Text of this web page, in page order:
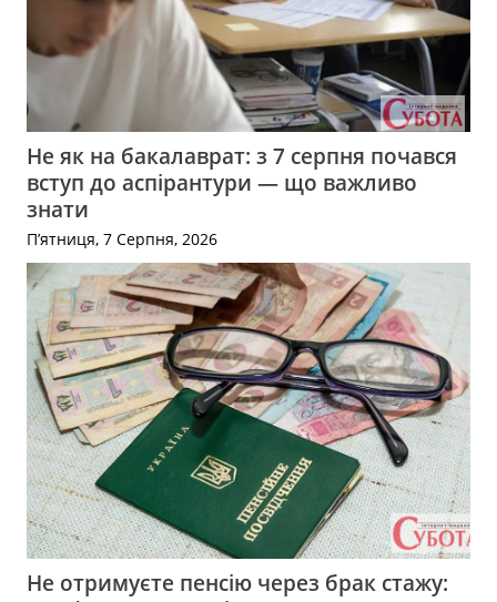
Не як на бакалаврат: з 7 серпня почався
вступ до аспірантури — що важливо
знати
П’ятниця, 7 Серпня, 2026
Не отримуєте пенсію через брак стажу: